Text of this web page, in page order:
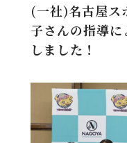
(一社)名古屋ス
子さんの指導
しました！